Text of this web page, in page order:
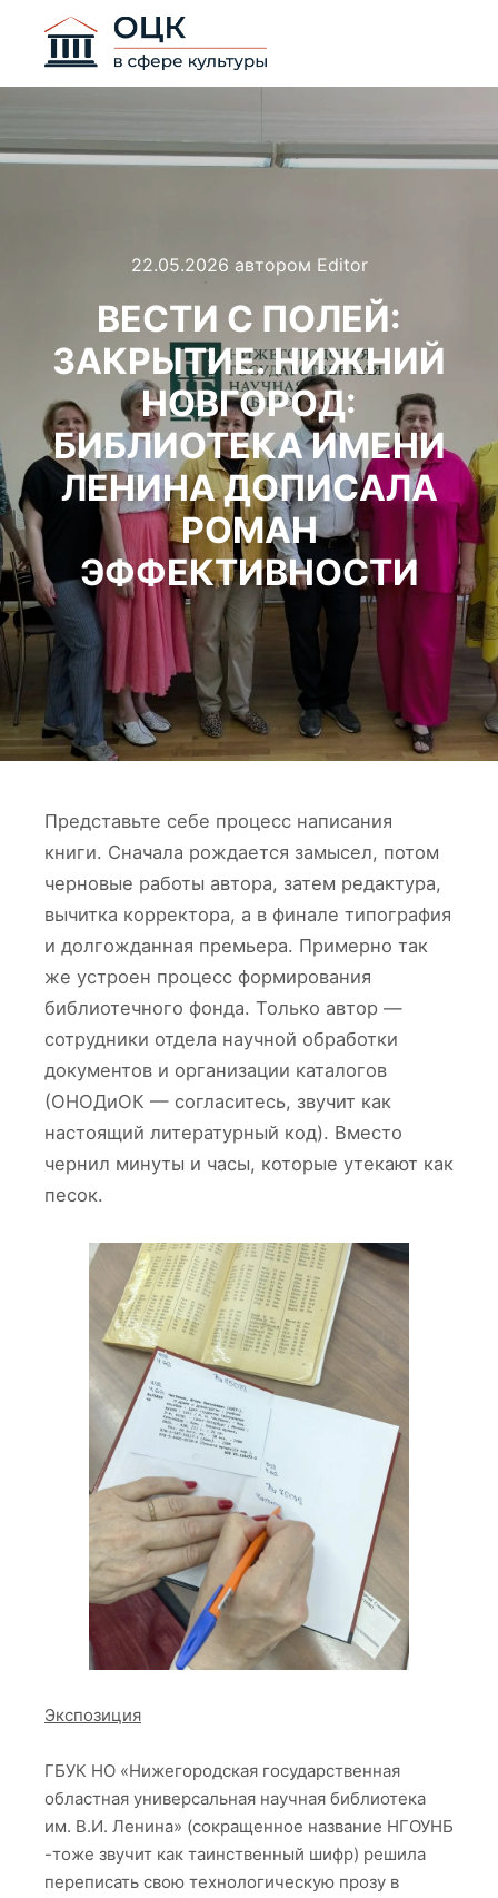
22.05.2026 автором Editor
ВЕСТИ С ПОЛЕЙ:
ЗАКРЫТИЕ. НИЖНИЙ
НОВГОРОД:
БИБЛИОТЕКА ИМЕНИ
ЛЕНИНА ДОПИСАЛА
РОМАН
ЭФФЕКТИВНОСТИ
Представьте себе процесс написания
книги. Сначала рождается замысел, потом
черновые работы автора, затем редактура,
вычитка корректора, а в финале типография
и долгожданная премьера. Примерно так
же устроен процесс формирования
библиотечного фонда. Только автор —
сотрудники отдела научной обработки
документов и организации каталогов
(ОНОДиОК — согласитесь, звучит как
настоящий литературный код). Вместо
чернил минуты и часы, которые утекают как
песок.
Экспозиция
ГБУК НО «Нижегородская государственная
областная универсальная научная библиотека
им. В.И. Ленина» (сокращенное название НГОУНБ
-тоже звучит как таинственный шифр) решила
переписать свою технологическую прозу в